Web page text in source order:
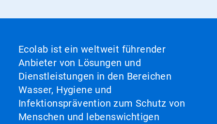
Ecolab ist ein weltweit führender
Anbieter von Lösungen und
Dienstleistungen in den Bereichen
Wasser, Hygiene und
Infektionsprävention zum Schutz von
Menschen und lebenswichtigen